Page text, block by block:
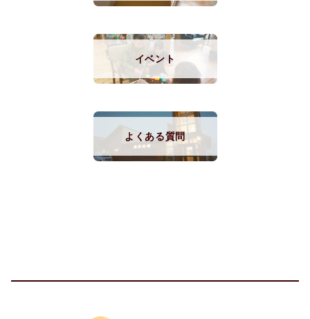
イベント
よくある質問